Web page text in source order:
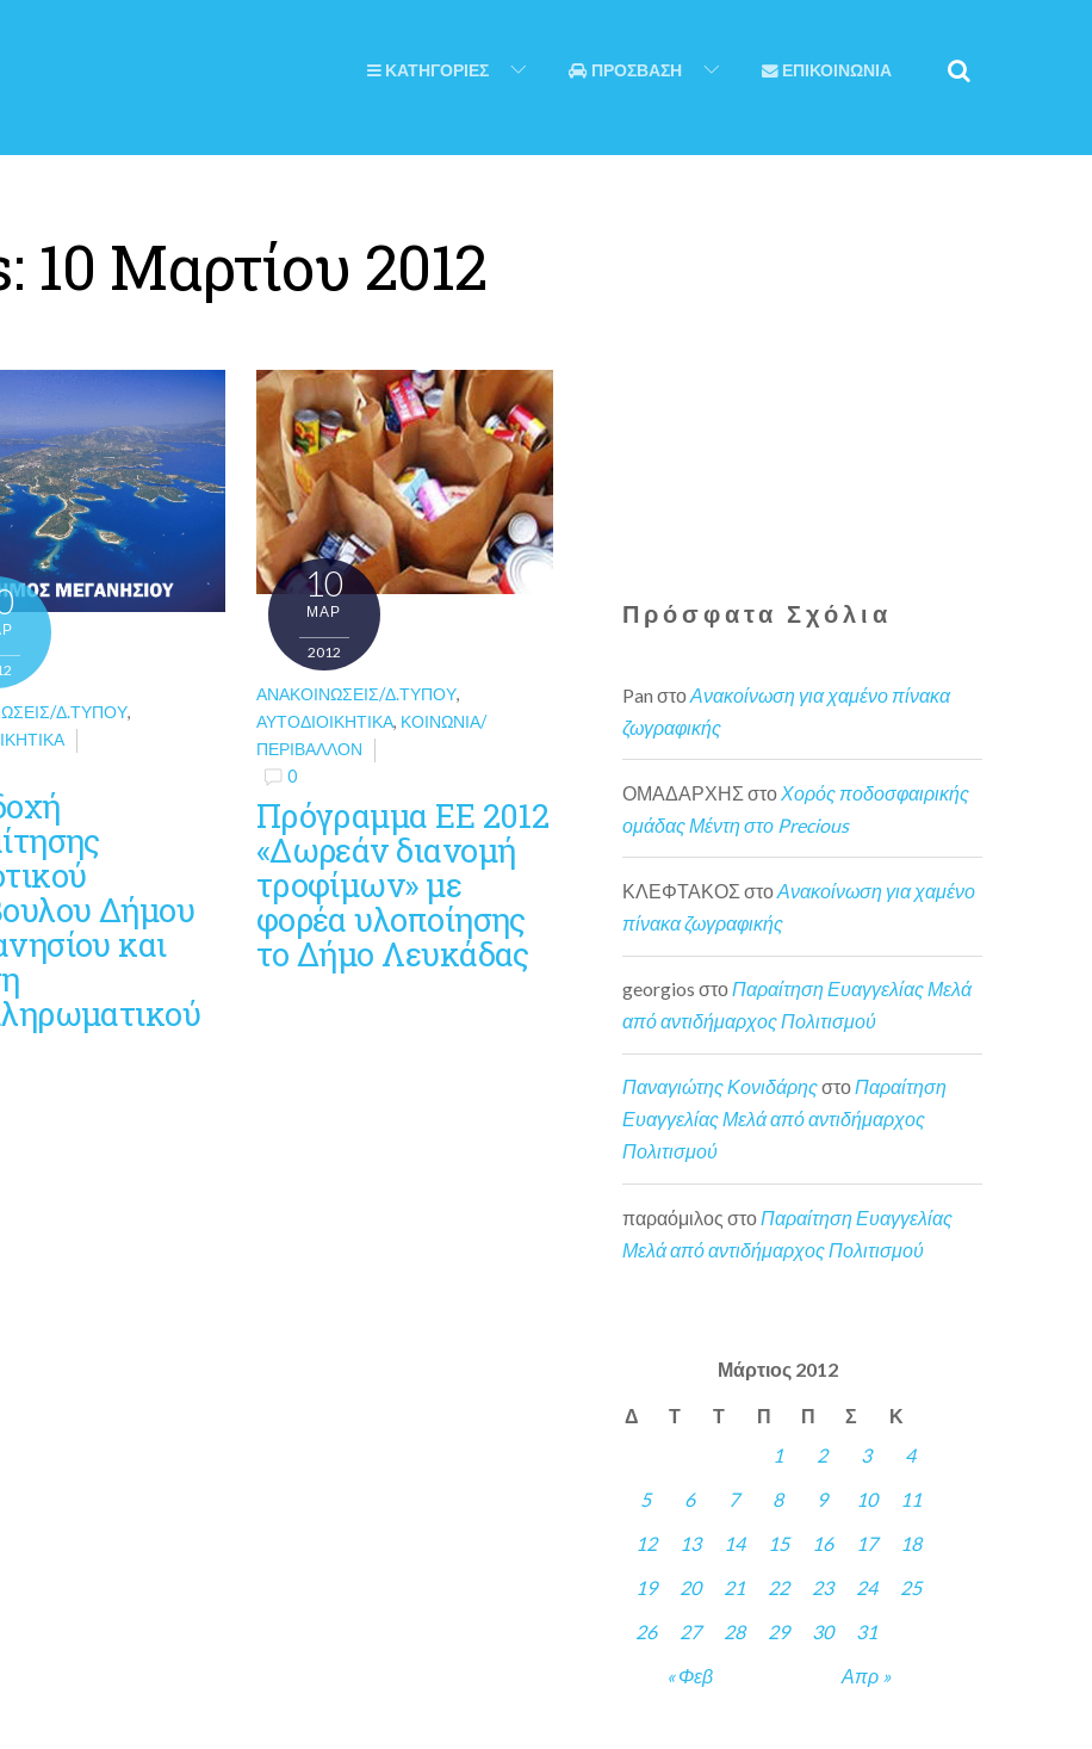
ΚΑΤΗΓΟΡΙΕΣ ΠΡΟΣΒΑΣΗ ΕΠΙΚΟΙΝΩΝΙΑ
10 Μαρτίου 2012
Δ.ΤΎΠΟΥ,
Δήμου
και
10
ΜΑΡ
2012
ΑΝΑΚΟΙΝΏΣΕΙΣ/Δ.ΤΎΠΟΥ,
ΑΥΤΟΔΙΟΙΚΗΤΙΚΆ, ΚΟΙΝΩΝΊΑ/
ΠΕΡΙΒΆΛΛΟΝ
0
Πρόγραμμα ΕΕ 2012
«Δωρεάν διανομή
τροφίμων» με
φορέα υλοποίησης
το Δήμο Λευκάδας
Πρόσφατα Σχόλια
Pan στοΑνακοίνωση για χαμένο πίνακα
ζωγραφικής
ΟΜΑΔΑΡΧΗΣ στο Χορός ποδοσφαιρικής
ομάδας Μέντη στο Precious
ΚΛΕΦΤΑΚΟΣ στοΑνακοίνωση για χαμένο
πίνακα ζωγραφικής
georgios στοΠαραίτηση Ευαγγελίας Μελά
από αντιδήμαρχος Πολιτισμού
Παναγιώτης ΚονιδάρηςστοΠαραίτηση
Ευαγγελίας Μελά από αντιδήμαρχος
Πολιτισμού
παραόμιλος στο Παραίτηση Ευαγγελίας
Μελά από αντιδήμαρχος Πολιτισμού
Μάρτιος 2012
Δ Τ Τ Π Π Σ Κ
« Φεβ Απρ »
1 2 3
4
5
6 7 8 9 10
11
12
13 14 15 16 17
18
19
20 21 22 23 24
25
26
27 28 29 30 31